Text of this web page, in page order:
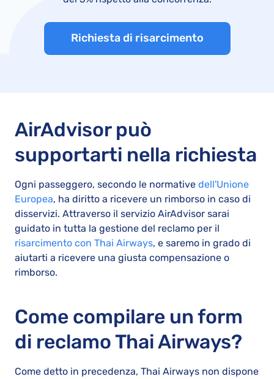
Richiesta di risarcimento
AirAdvisor può
supportarti nella richiesta
Ogni passeggero, secondo le normative dell'Unione
Europea, ha diritto a ricevere un rimborso in caso di
disservizi. Attraverso il servizio AirAdvisor sarai
guidato in tutta la gestione del reclamo per il
risarcimento con Thai Airways, e saremo in grado di
aiutarti a ricevere una giusta compensazione o
rimborso.
Come compilare un form
di reclamo Thai Airways?
Come detto in precedenza, Thai Airways non dispone